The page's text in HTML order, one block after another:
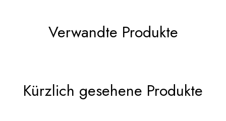
Verwandte Produkte
Kürzlich gesehene Produkte